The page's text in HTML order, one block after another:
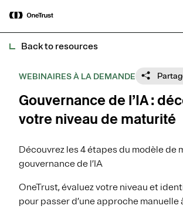
OneTrust nommée « Visionnaire »
dans le Magic Quadrant™ 2026 de
Gartner® pour les plateformes de
gouvernance de l’IA.
Back to resources
WEBINAIRES À LA DEMANDE
Gouvernance de l’IA :
votre niveau de maturité
Découvrez les 4 étapes du modèle de
gouvernance de l’IA
OneTrust, évaluez votre niveau et
pour passer d’une approche manuelle